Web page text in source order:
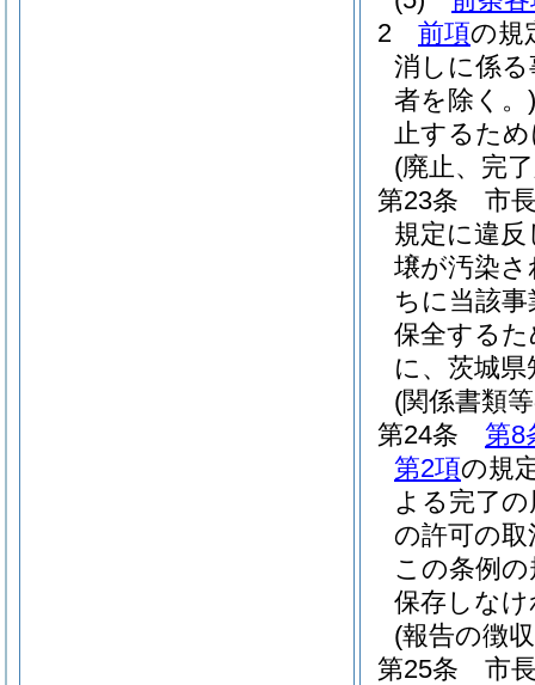
2
前項の規
消しに係
者を除く。)
止するた
(廃止、完
第23条
市
規定に違
壌が汚染
ちに当該
保全する
に、茨城
(関係書類
第24条
第8
第2項の規
よる完了
の許可の
この条例
保存しな
(報告の徴
第25条
市